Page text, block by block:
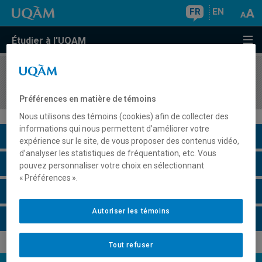
FR EN
Étudier à l'UQAM
COURS//
Description du cours
Horaire - Été 2026
Préférences en matière de témoins
Nous utilisons des témoins (cookies) afin de collecter des
informations qui nous permettent d’améliorer votre
expérience sur le site, de vous proposer des contenus vidéo,
d’analyser les statistiques de fréquentation, etc. Vous
pouvez personnaliser votre choix en sélectionnant
« Préférences ».
Tout refuser
Autoriser les témoins